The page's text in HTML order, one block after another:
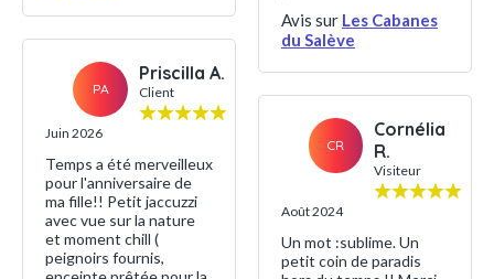
PA
Priscilla A.
Client
Juin 2026
Temps a été merveilleux
pour l'anniversaire de
ma fille!! Petit jaccuzzi
avec vue sur la nature
et moment chill (
peignoirs fournis,
Avis sur Les Cabanes
du Salève
CR
Cornélia
R.
Visiteur
Août 2024
Un mot :sublime. Un
petit coin de paradis